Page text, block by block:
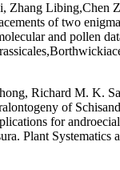
Zhang Libing,Chen
of two
and pollen
Richard M. K.
of
for
Plant Systematics